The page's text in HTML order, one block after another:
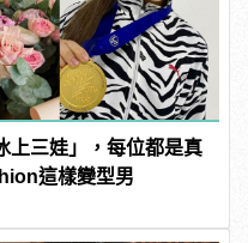
上三娃」，每位都是真
這樣變型男